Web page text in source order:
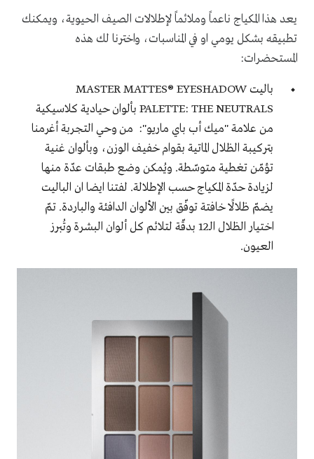
يعد هذا المكياج ناعماً وملائماً لإطلالات الصيف الحيوية، ويمكنك
تطبيقه بشكل يومي او في المناسبات، واخترنا لك هذه
المستحضرات:
باليت MASTER MATTES® EYESHADOW
PALETTE: THE NEUTRALS بألوان حيادية كلاسيكية
من علامة "ميك أب باي ماريو": من وحي التجربة أغرمنا
بتركيبة الظلال الماتية بقوام خفيف الوزن، وبألوان غنية
تؤمّن تغطية متوسّطة. ويُمكن وضع طبقات عدّة منها
لزيادة حدّة المكياج حسب الإطلالة. لفتنا ايضا ان الباليت
يضمّ ظلالًا خافتة توفّق بين الألوان الدافئة والباردة. تمّ
اختيار الظلال الـ12 بدقّة لتلائم كل ألوان البشرة وتُبرز
العيون.